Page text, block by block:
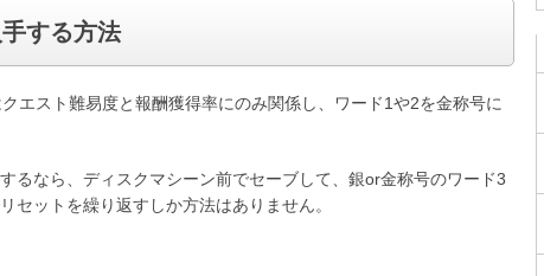
する方法
エスト難易度と報酬獲得率にのみ関係し、ワード1や2を金称号に
るなら、ディスクマシーン前でセーブして、銀or金称号のワード3
セットを繰り返すしか方法はありません。